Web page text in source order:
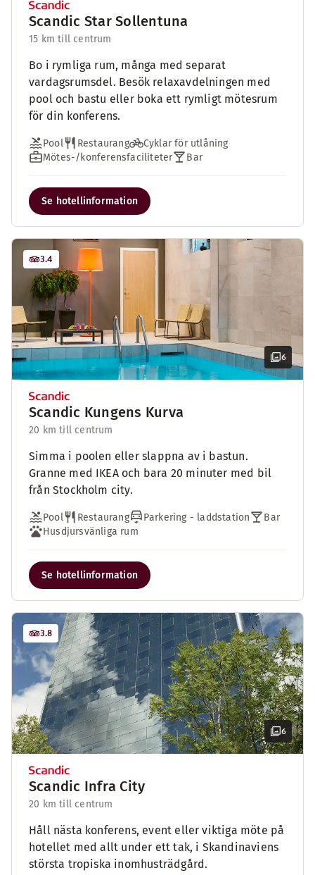
Scandic Star Sollentuna
15 km till centrum
Bo i rymliga rum, många med separat
vardagsrumsdel. Besök relaxavdelningen med
pool och bastu eller boka ett rymligt mötesrum
för din konferens.
Pool Restaurang
Cyklar för utlåning
Mötes-/konferensfaciliteter
Bar
Se hotellinformation
6
3.4
Scandic Kungens Kurva
20 km till centrum
Simma i poolen eller slappna av i bastun.
Granne med IKEA och bara 20 minuter med bil
från Stockholm city.
Pool Restaurang Parkering - laddstation
Bar
Husdjursvänliga rum
Se hotellinformation
6
3.8
Scandic Infra City
20 km till centrum
Håll nästa konferens, event eller viktiga möte på
hotellet med allt under ett tak, i Skandinaviens
största tropiska inomhusträdgård.